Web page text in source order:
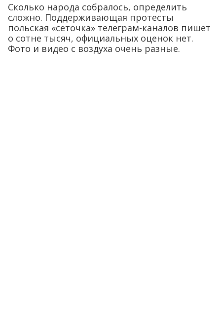
Сколько народа собралось, определить
сложно. Поддерживающая протесты
польская «сеточка» телеграм-каналов пишет
о сотне тысяч, официальных оценок нет.
Фото и видео с воздуха очень разные.